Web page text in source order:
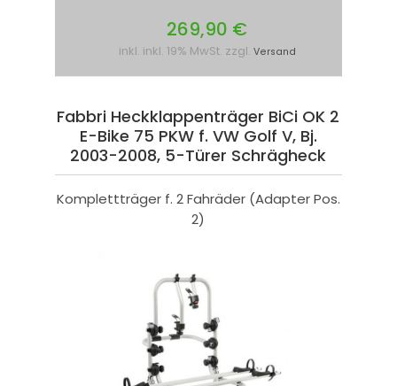
269,90 €
inkl. inkl. 19% MwSt. zzgl. Versand
Fabbri Heckklappenträger BiCi OK 2
E-Bike 75 PKW f. VW Golf V, Bj.
2003-2008, 5-Türer Schrägheck
Komplettträger f. 2 Fahräder (Adapter Pos.
2)